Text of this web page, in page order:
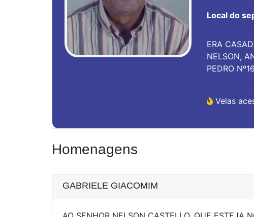
Local do
ERA
NELSON,
PEDRO
Velas
Homenagens
GABRIELE GIACOMIM